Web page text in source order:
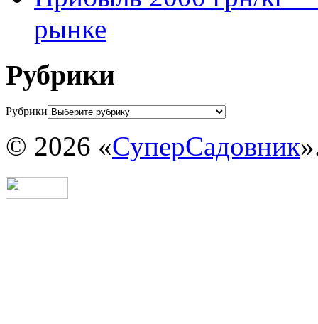
рынке
Рубрики
Рубрики
© 2026 «СуперСадовник